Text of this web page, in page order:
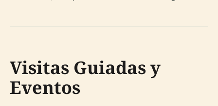
Visitas Guiadas y
Eventos